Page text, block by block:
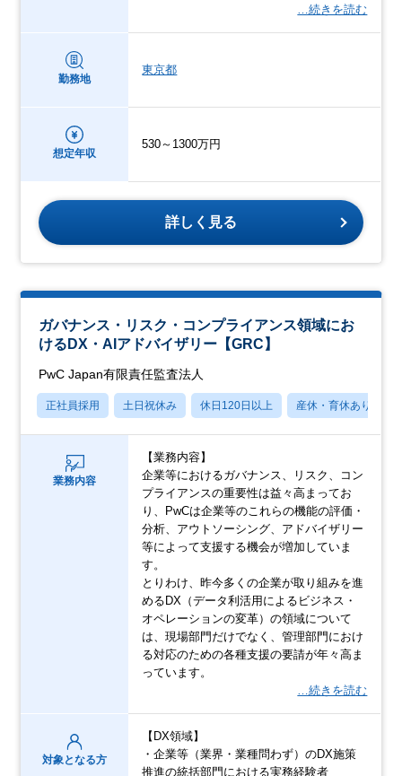
…続きを読む
勤務地
東京都
想定年収
530～1300万円
詳しく見る
ガバナンス・リスク・コンプライアンス領域にお
けるDX・AIアドバイザリー【GRC】
PwC Japan有限責任監査法人
正社員採用 土日祝休み 休日120日以上 産休・育休あり
業務内容
【業務内容】
企業等におけるガバナンス、リスク、コン
プライアンスの重要性は益々高まってお
り、PwCは企業等のこれらの機能の評価・
分析、アウトソーシング、アドバイザリー
等によって支援する機会が増加していま
す。
とりわけ、昨今多くの企業が取り組みを進
めるDX（データ利活用によるビジネス・
オペレーションの変革）の領域について
は、現場部門だけでなく、管理部門におけ
る対応のための各種支援の要請が年々高ま
っています。
…続きを読む
対象となる方
【DX領域】
・企業等（業界・業種問わず）のDX施策
推進の統括部門における実務経験者